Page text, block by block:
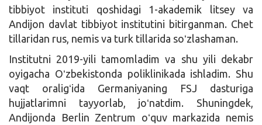
tibbiyot instituti qoshidagi 1-akademik litsey va
Andijon davlat tibbiyot institutini bitirganman. Chet
tillaridan rus, nemis va turk tillarida soʻzlashaman.
Institutni 2019-yili tamomladim va shu yili dekabr
oyigacha Oʻzbekistonda poliklinikada ishladim. Shu
vaqt oraligʻida Germaniyaning FSJ dasturiga
hujjatlarimni tayyorlab, joʻnatdim. Shuningdek,
Andijonda Berlin Zentrum oʻquv markazida nemis